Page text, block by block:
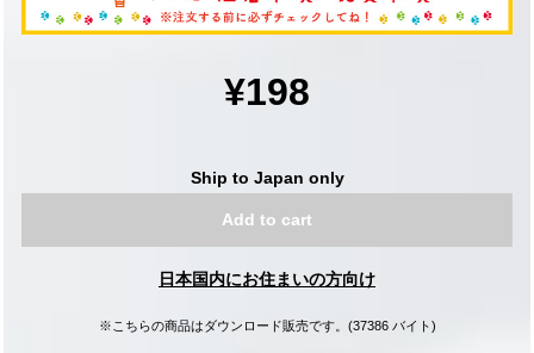
¥198
Ship to Japan only
Add to cart
日本国内にお住まいの方向け
※こちらの商品はダウンロード販売です。(37386 バイト)